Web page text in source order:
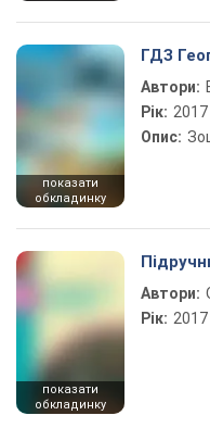
показати
обкладинку
ГДЗ
Автори:
Рік: 2017
Опис:
показати
обкладинку
Автори:
Рік: 2017